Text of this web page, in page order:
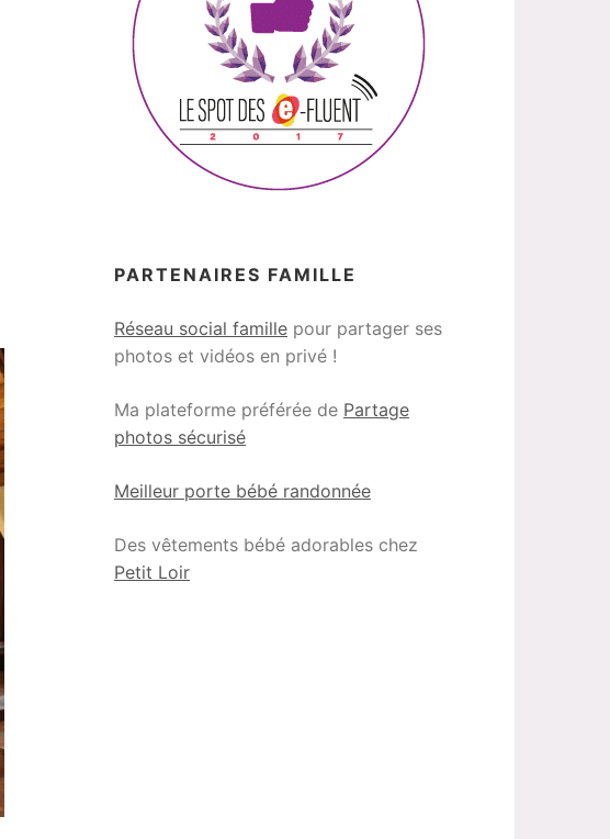
PARTENAIRES FAMILLE
Réseau social famille pour partager ses
photos et vidéos en privé !
Ma plateforme préférée de Partage
photos sécurisé
Meilleur porte bébé randonnée
Des vêtements bébé adorables chez
Petit Loir